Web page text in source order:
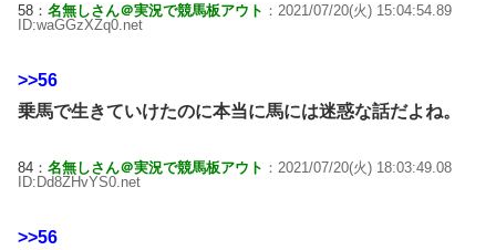
58： 名無しさん＠実況で競馬板アウト ：2021/07/20(火) 15:04:54.89
ID:waGGzXZq0.net
>>56
乗馬で生きていけたのに本当に馬には迷惑な話だよね。
84： 名無しさん＠実況で競馬板アウト ：2021/07/20(火) 18:03:49.08
ID:Dd8ZHvYS0.net
>>56